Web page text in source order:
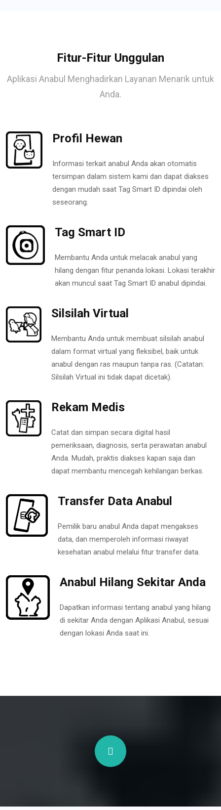
Fitur-Fitur Unggulan
Aplikasi Anabul Menghadirkan Layanan Menarik untuk
Anda.
Profil Hewan
Informasi terkait anabul Anda akan otomatis
tersimpan dalam sistem kami dan dapat diakses
dengan mudah saat Tag Smart ID dipindai oleh
seseorang.
Tag Smart ID
Membantu Anda untuk melacak anabul yang
hilang dengan fitur penanda lokasi. Lokasi terakhir
akan muncul saat Tag Smart ID anabul dipindai.
Silsilah Virtual
Membantu Anda untuk membuat silsilah anabul
dalam format virtual yang fleksibel, baik untuk
anabul dengan ras maupun tanpa ras. (Catatan:
Silsilah Virtual ini tidak dapat dicetak).
Rekam Medis
Catat dan simpan secara digital hasil
pemeriksaan, diagnosis, serta perawatan anabul
Anda. Mudah, praktis diakses kapan saja dan
dapat membantu mencegah kehilangan berkas.
Transfer Data Anabul
Pemilik baru anabul Anda dapat mengakses
data, dan memperoleh informasi riwayat
kesehatan anabul melalui fitur transfer data.
Anabul Hilang Sekitar Anda
Dapatkan informasi tentang anabul yang hilang
di sekitar Anda dengan Aplikasi Anabul, sesuai
dengan lokasi Anda saat ini.